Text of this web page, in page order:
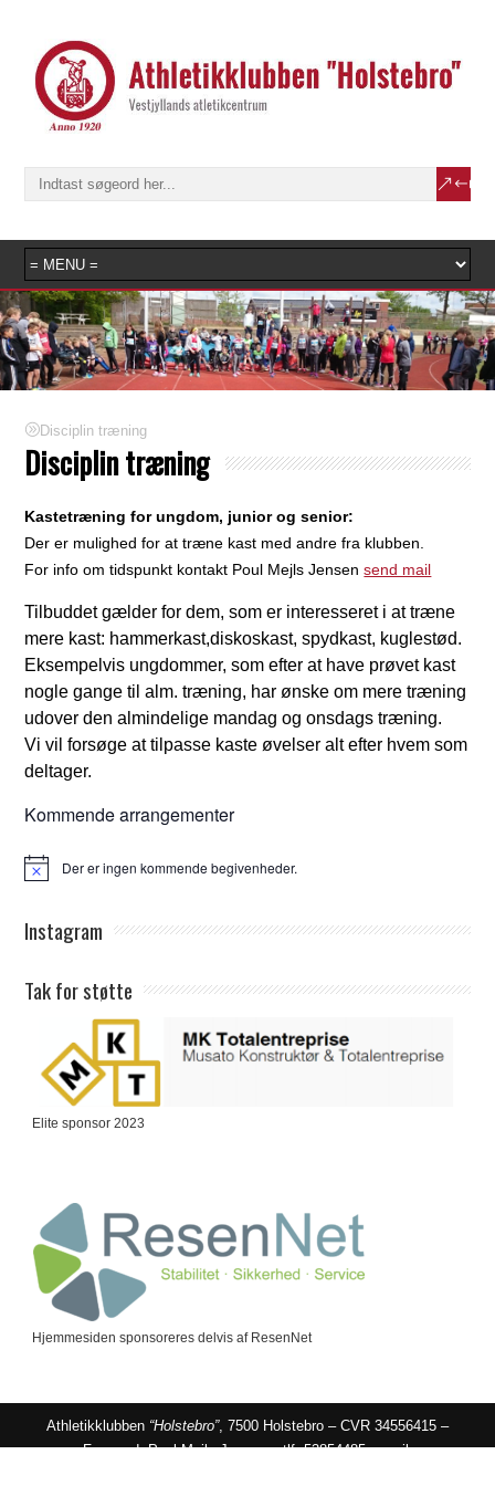
Disciplin træning
Disciplin træning
Kastetræning for ungdom, junior og senior:
Der er mulighed for at træne kast med andre fra klubben.
For info om tidspunkt kontakt Poul Mejls Jensensend mail
Tilbuddet gælder for dem, som er interesseret i at træne
mere kast: hammerkast,diskoskast, spydkast, kuglestød.
Eksempelvis ungdommer, som efter at have prøvet kast
nogle gange til alm. træning, har ønske om mere træning
udover den almindelige mandag og onsdags træning.
Vi vil forsøge at tilpasse kaste øvelser alt efter hvem som
deltager.
Kommende arrangementer
Notice Der er ingen kommende begivenheder.
Instagram
Tak for støtte
Elite sponsor 2023
Hjemmesiden sponsoreres delvis af ResenNet
Athletikklubben “Holstebro”, 7500 Holstebro – CVR 34556415 –
Formand: Poul Mejls Jensen – tlf: 53854485 – mail: